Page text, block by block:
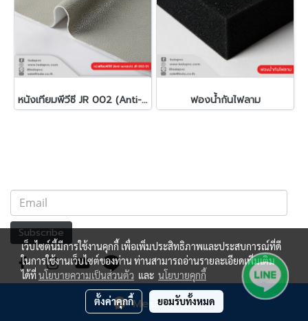
Message Us
หนังเทียมพีวีซี JR 002 (Anti-scratch) ฟองน้ำกันไฟลาม
Subscribe
เว็บไซต์นี้มีการใช้งานคุกกี้ เพื่อเพิ่มประสิทธิภาพและประสบการณ์ที่ดี
ในการใช้งานเว็บไซต์ของท่าน ท่านสามารถอ่านรายละเอียดเพิ่มเติม
ได้ที่นโยบายความเป็นส่วนตัว และ นโยบายคุกกี้
ตั้งค่าคุกกี้ ยอมรับทั้งหมด